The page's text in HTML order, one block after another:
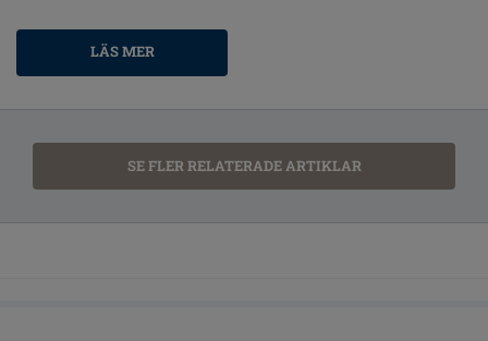
LÄS MER
SE FLER RELATERADE ARTIKLAR